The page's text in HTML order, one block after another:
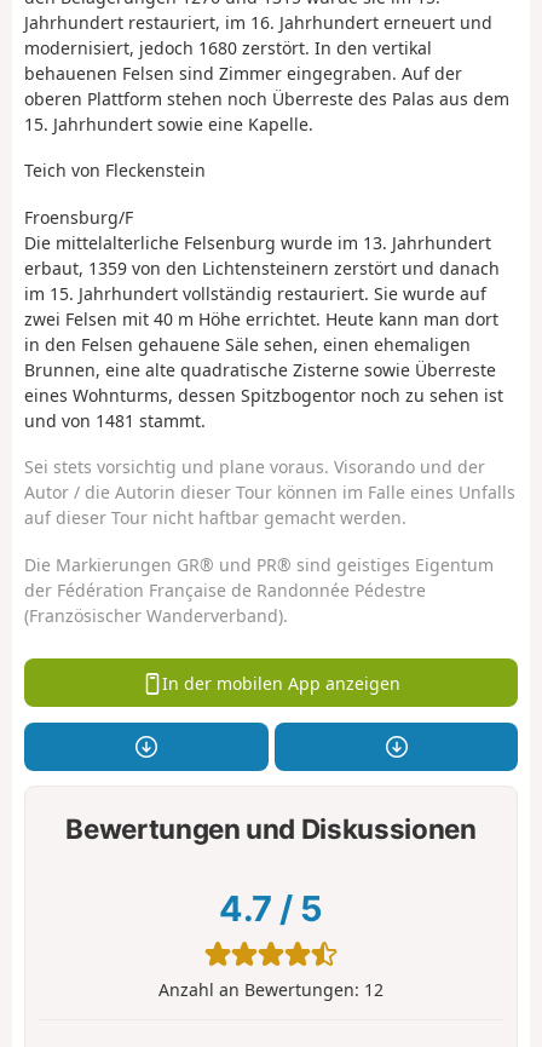
Jahrhundert restauriert, im 16. Jahrhundert erneuert und
modernisiert, jedoch 1680 zerstört. In den vertikal
behauenen Felsen sind Zimmer eingegraben. Auf der
oberen Plattform stehen noch Überreste des Palas aus dem
15. Jahrhundert sowie eine Kapelle.
Teich von Fleckenstein
Froensburg/F
Die mittelalterliche Felsenburg wurde im 13. Jahrhundert
erbaut, 1359 von den Lichtensteinern zerstört und danach
im 15. Jahrhundert vollständig restauriert. Sie wurde auf
zwei Felsen mit 40 m Höhe errichtet. Heute kann man dort
in den Felsen gehauene Säle sehen, einen ehemaligen
Brunnen, eine alte quadratische Zisterne sowie Überreste
eines Wohnturms, dessen Spitzbogentor noch zu sehen ist
und von 1481 stammt.
Sei stets vorsichtig und plane voraus. Visorando und der
Autor / die Autorin dieser Tour können im Falle eines Unfalls
auf dieser Tour nicht haftbar gemacht werden.
Die Markierungen GR® und PR® sind geistiges Eigentum
der Fédération Française de Randonnée Pédestre
(Französischer Wanderverband).
In der mobilen App anzeigen
Bewertungen und Diskussionen
4.7 / 5
Anzahl an Bewertungen: 12